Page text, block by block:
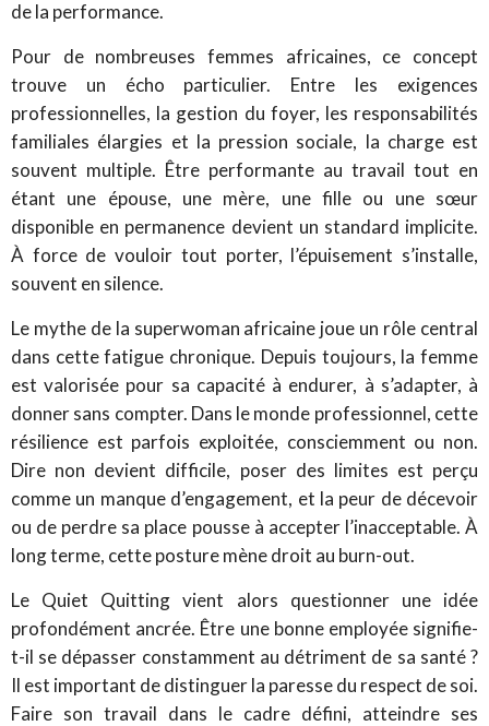
de la performance.
Pour de nombreuses femmes africaines, ce concept
trouve un écho particulier. Entre les exigences
professionnelles, la gestion du foyer, les responsabilités
familiales élargies et la pression sociale, la charge est
souvent multiple. Être performante au travail tout en
étant une épouse, une mère, une fille ou une sœur
disponible en permanence devient un standard implicite.
À force de vouloir tout porter, l’épuisement s’installe,
souvent en silence.
Le mythe de la superwoman africaine joue un rôle central
dans cette fatigue chronique. Depuis toujours, la femme
est valorisée pour sa capacité à endurer, à s’adapter, à
donner sans compter. Dans le monde professionnel, cette
résilience est parfois exploitée, consciemment ou non.
Dire non devient difficile, poser des limites est perçu
comme un manque d’engagement, et la peur de décevoir
ou de perdre sa place pousse à accepter l’inacceptable. À
long terme, cette posture mène droit au burn-out.
Le Quiet Quitting vient alors questionner une idée
profondément ancrée. Être une bonne employée signifie-
t-il se dépasser constamment au détriment de sa santé ?
Il est important de distinguer la paresse du respect de soi.
Faire son travail dans le cadre défini, atteindre ses